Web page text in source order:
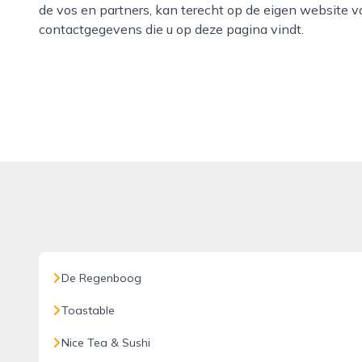
de vos en partners, kan terecht op de eigen website
contactgegevens die u op deze pagina vindt.
De Regenboog
Toastable
Nice Tea & Sushi